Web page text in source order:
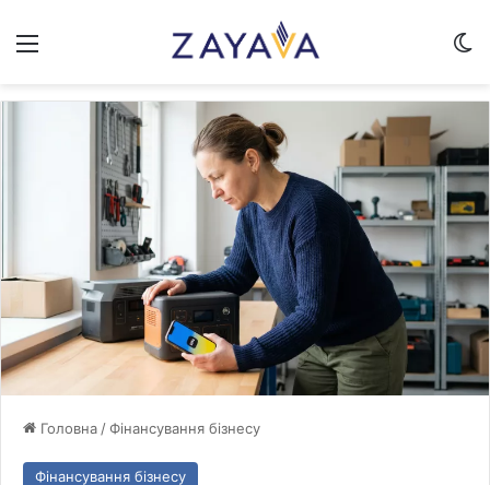
Меню
Головна /Фінансування бізнесу
Фінансування бізнесу